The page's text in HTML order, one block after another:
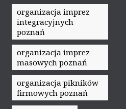
organizacja imprez
integracyjnych
poznań
organizacja imprez
masowych poznań
organizacja pikników
firmowych poznań